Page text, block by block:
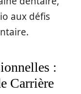
aux défis
:
Carrière